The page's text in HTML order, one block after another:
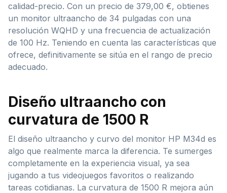
calidad-precio. Con un precio de 379,00 €, obtienes
un monitor ultraancho de 34 pulgadas con una
resolución WQHD y una frecuencia de actualización
de 100 Hz. Teniendo en cuenta las características que
ofrece, definitivamente se sitúa en el rango de precio
adecuado.
Diseño ultraancho con
curvatura de 1500 R
El diseño ultraancho y curvo del monitor HP M34d es
algo que realmente marca la diferencia. Te sumerges
completamente en la experiencia visual, ya sea
jugando a tus videojuegos favoritos o realizando
tareas cotidianas. La curvatura de 1500 R mejora aún